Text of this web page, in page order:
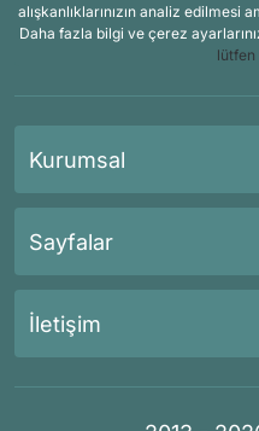
alışkanlıklarınızın analiz
Daha fazla bilgi ve çerez
lütfen
Kurumsal
Sayfalar
İletişim